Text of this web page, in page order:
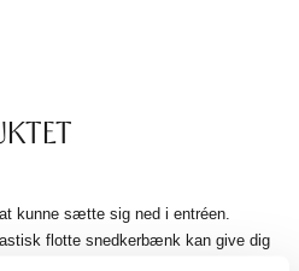
kunne sætte sig ned i entréen.
flotte snedkerbænk kan give dig